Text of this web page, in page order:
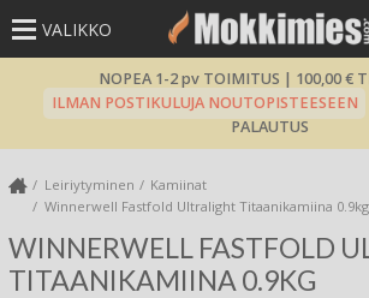
VALIKKO
NOPEA 1-2 pv TOIMITUS | 100,00 €
ILMAN POSTIKULUJA NOUTOPISTEESEEN
PALAUTUS
Leiriytyminen
Kamiinat
Winnerwell Fastfold Ultralight Titaanikamiina 0.9kg
WINNERWELL FASTFOLD
TITAANIKAMIINA 0.9KG